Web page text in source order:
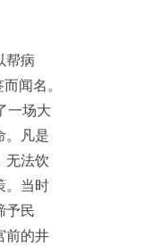
帮病
闻名。
一场大
。凡是
无法饮
。当时
予民
前的井